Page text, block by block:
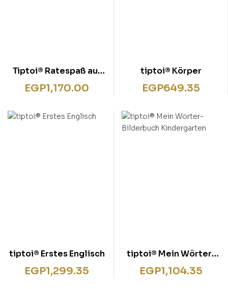
Tiptoi® Ratespaß auf
Reisen
EGP1,170.00
tiptoi® Körper
EGP649.35
tiptoi® Erstes Englisch
EGP1,299.35
tiptoi® Mein Wörter-
Bilderbuch
Kindergarten
EGP1,104.35